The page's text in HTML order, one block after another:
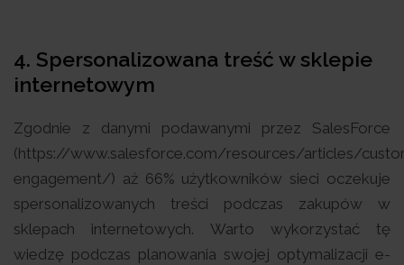
4. Spersonalizowana treść w sklepie
internetowym
Zgodnie z danymi podawanymi przez SalesForce
(https://www.salesforce.com/resources/articles/
engagement/) aż 66% użytkowników sieci oczekuje
spersonalizowanych treści podczas zakupów w
sklepach internetowych. Warto wykorzystać tę
wiedzę podczas planowania swojej optymalizacji e-